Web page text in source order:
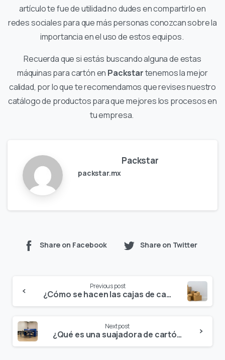
artículo te fue de utilidad no dudes en compartirlo en
redes sociales para que más personas conozcan sobre la
importancia en el uso de estos equipos.
Recuerda que si estás buscando alguna de estas
máquinas para cartón en Packstartenemos la mejor
calidad, por lo que te recomendamos que revises nuestro
catálogo de productos para que mejores los procesos en
tu empresa.
Packstar
packstar.mx
Share on Facebook Share on Twitter
Reading
Previous post
¿Cómo se hacen las cajas de cartón?
Next post
¿Qué es una suajadora de cartón y para qué sirve?